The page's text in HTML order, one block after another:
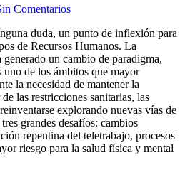
Comentarios
duda, un punto de inflexión para
de Recursos Humanos. La
un cambio de paradigma,
uno de los ámbitos que mayor
la necesidad de mantener la
las restricciones sanitarias, las
explorando nuevas vías de
grandes desafíos: cambios
repentina del teletrabajo, procesos
riesgo para la salud física y mental